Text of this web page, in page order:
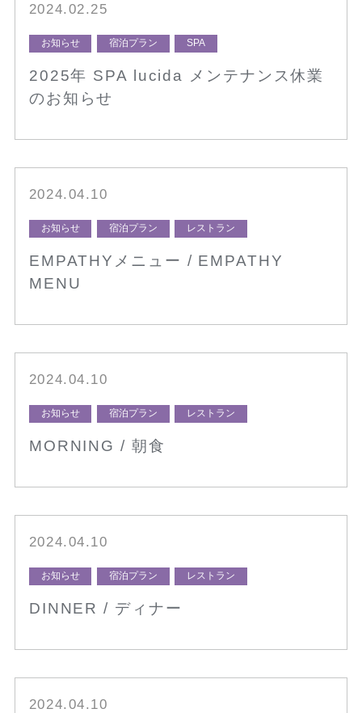
2024.02.25
お知らせ 宿泊プラン SPA
2025年 SPA lucida メンテナンス休業
のお知らせ
2024.04.10
お知らせ 宿泊プラン レストラン
EMPATHYメニュー / EMPATHY
MENU
2024.04.10
お知らせ 宿泊プラン レストラン
MORNING / 朝食
2024.04.10
お知らせ 宿泊プラン レストラン
DINNER / ディナー
2024.04.10